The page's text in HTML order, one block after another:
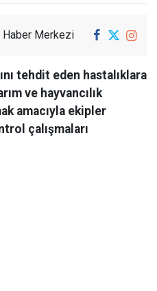
Haber Merkezi
tehdit eden hastalıklara
ve hayvancılık
amacıyla ekipler
çalışmaları